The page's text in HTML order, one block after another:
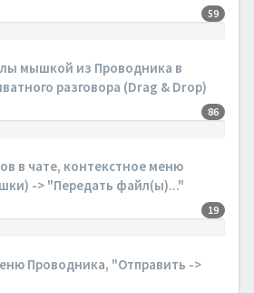
59
мышкой из Проводника в
разговора (Drag & Drop)
86
в чате, контекстное меню
-> "Передать файл(ы)..."
19
Проводника, "Отправить ->